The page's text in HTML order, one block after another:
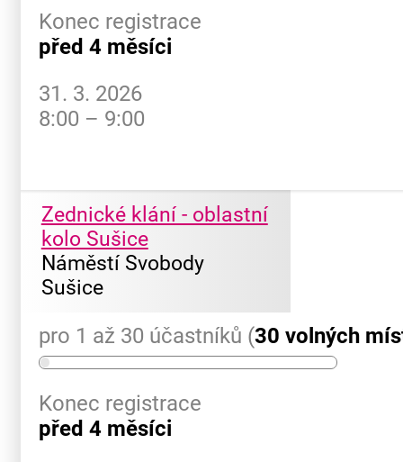
Konec registrace
před 4 měsíci
31. 3. 2026
8:00 – 9:00
Zednické klání - oblastní
kolo Sušice
Náměstí Svobody
Sušice
pro 1 až 30 účastníků (30 volných
Konec registrace
před 4 měsíci